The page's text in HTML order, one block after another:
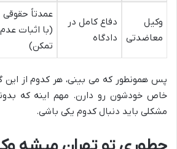
وکیل
معاضدتی
دفاع کامل در
دادگاه
عمدتاً حقوقی
(با اثبات عدم
تمکن)
پس همونطور که می بینی، هر کدوم از این
خاص خودشون رو دارن. مهم اینه که
مشکلی باید دنبال کدوم یکی باشی.